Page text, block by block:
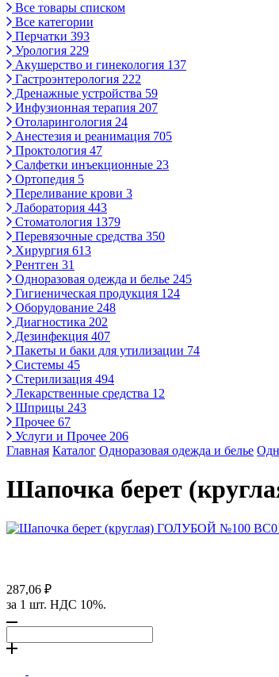
Все товары списком
Все категории
Перчатки 393
Урология 229
Акушерство и гинекология 137
Гастроэнтерология 222
Дренажные устройства 59
Инфузионная терапия 207
Отоларингология 24
Анестезия и реанимация 705
Проктология 47
Салфетки инъекционные 23
Ортопедия 5
Переливание крови 3
Лаборатория 443
Стоматология 1379
Перевязочные средства 350
Хирургия 613
Рентген 31
Одноразовая одежда и белье 245
Гигиеническая продукция 124
Оборудование 248
Диагностика 202
Дезинфекция 407
Пакеты и баки для утилизации 74
Системы 45
Стерилизация 494
Лекарственные средства 12
Шприцы 243
Прочее 67
Услуги и Прочее 206
Главная Каталог Одноразовая одежда и белье
Шапочка берет
287,06 ₽
за 1 шт. НДС 10%.